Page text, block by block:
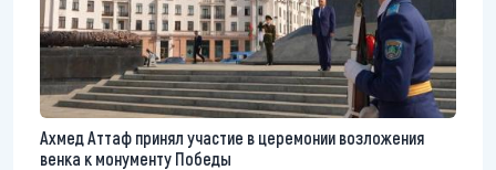
Ахмед Аттаф принял участие в церемонии возложения
венка к монументу Победы